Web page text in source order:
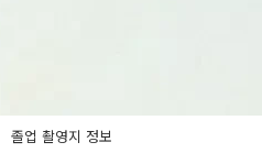
졸업 촬영지 정보